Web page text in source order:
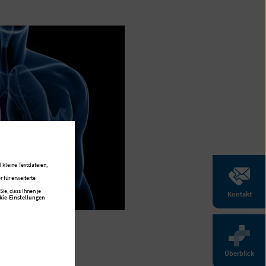
Kontakt
Überblick
kleine Textdateien,
für erweiterte
dass Ihnen je
Einstellungen